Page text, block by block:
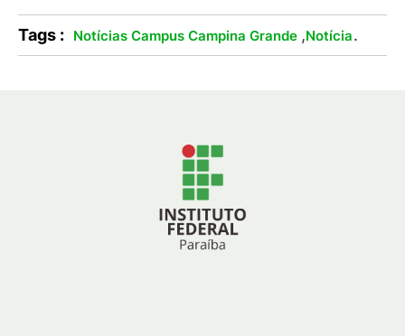
Tags : Notícias Campus Campina Grande ,Notícia.